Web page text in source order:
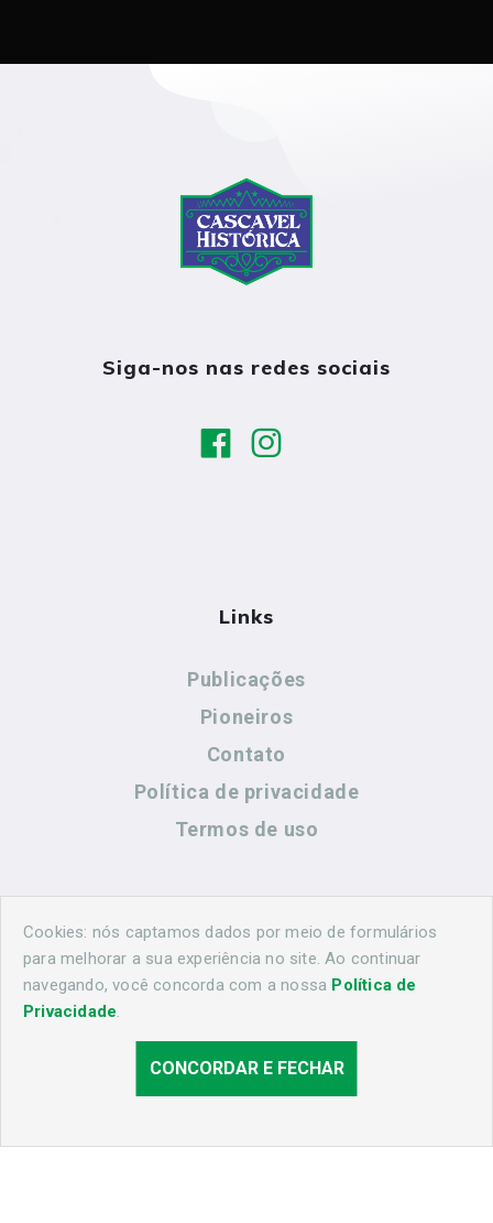
Siga-nos nas redes sociais
Links
Publicações
Pioneiros
Contato
Política de privacidade
Termos de uso
Contato
(44) 99883-8883
Cookies: nós captamos dados por meio de formulários
para melhorar a sua experiência no site. Ao continuar
navegando, você concorda com a nossa Política de
Privacidade.
CONCORDAR E FECHAR